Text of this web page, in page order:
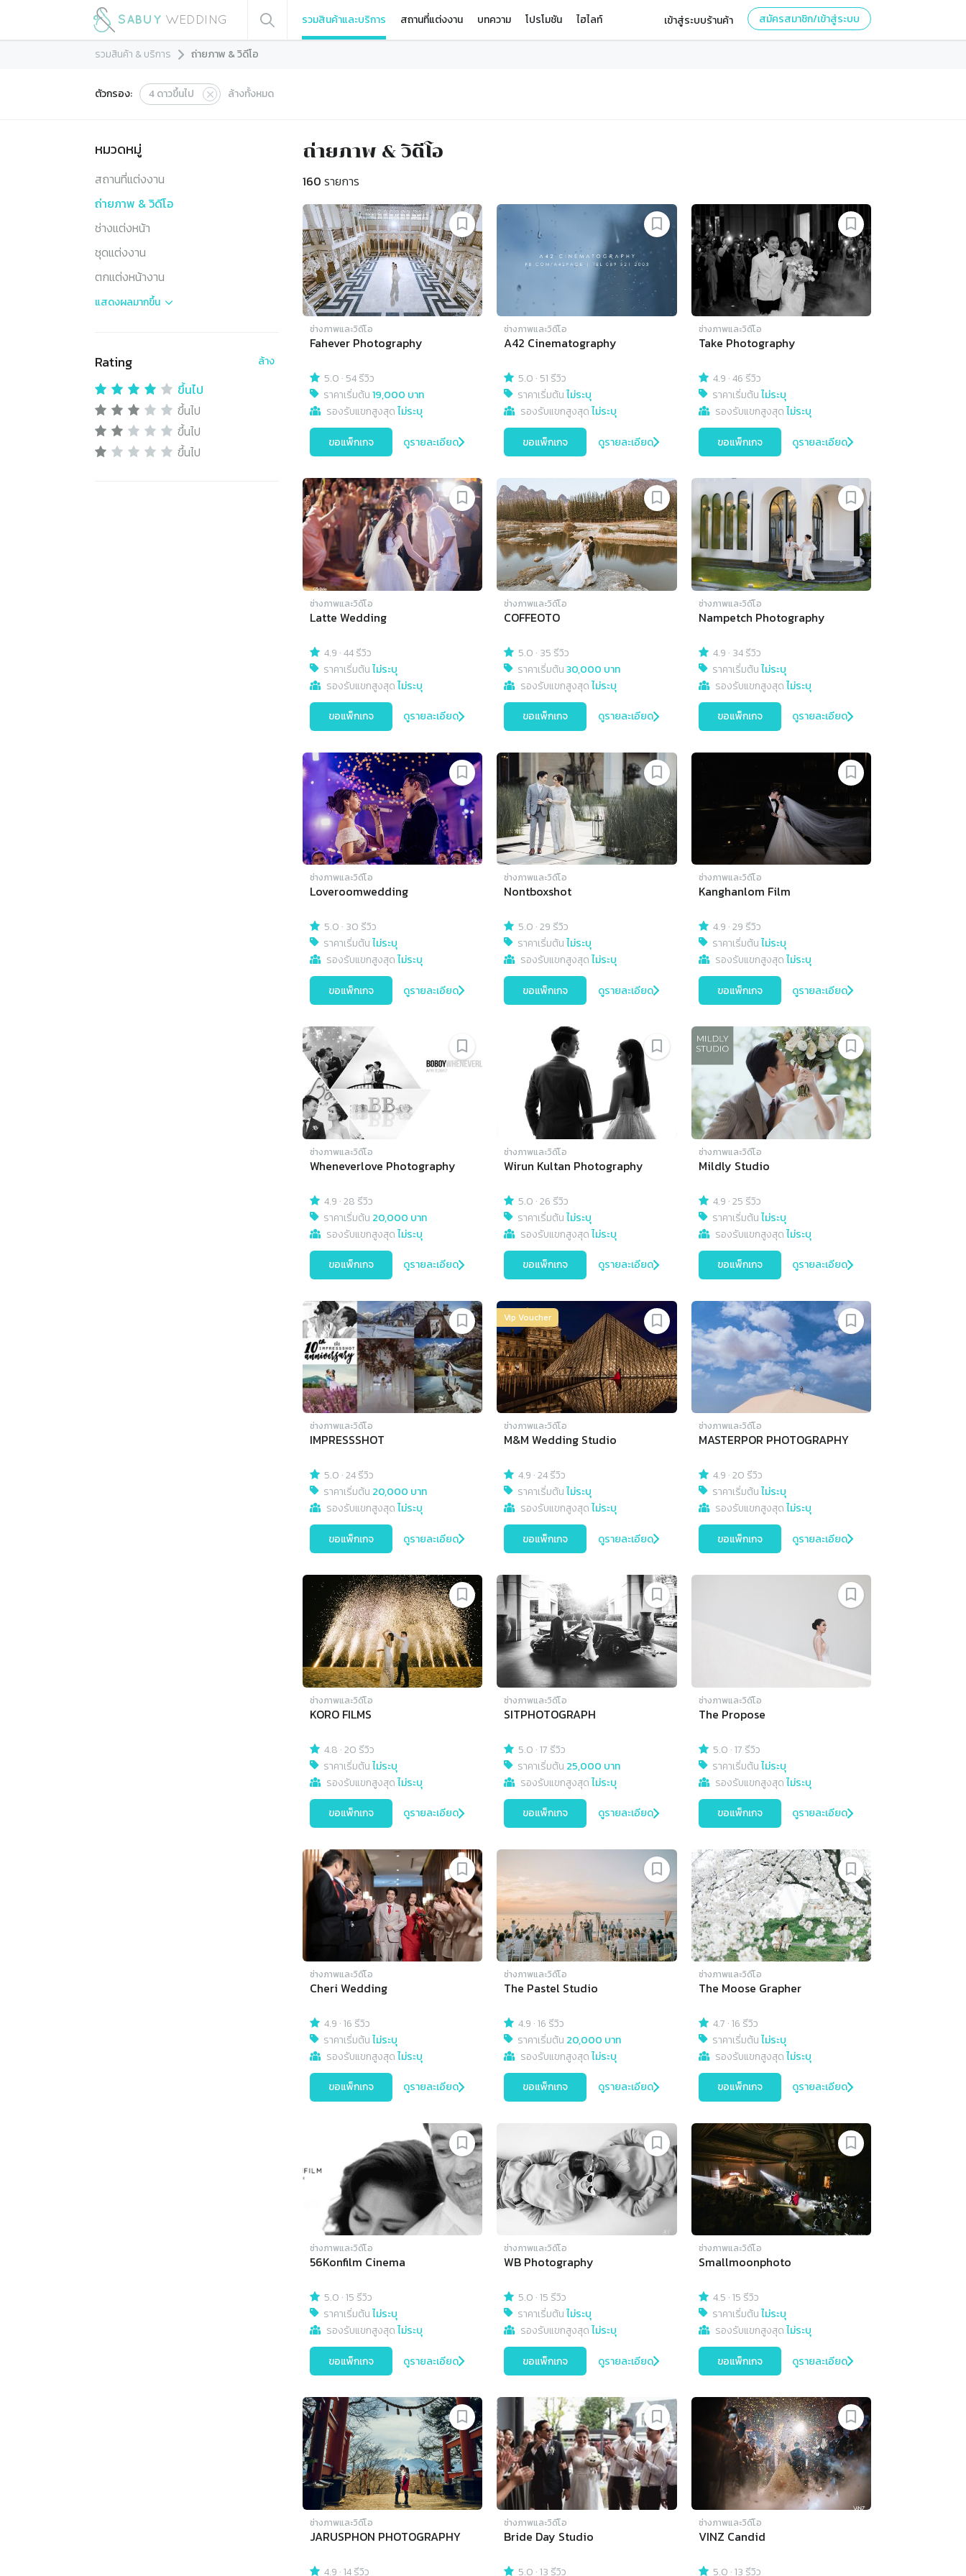
รวมสินค้าและบริการ สถานที่แต่งงาน บทความ โปรโมชัน ไฮไลท์ เข้าสู่ระบบร้านค้า สมัครสมาชิก/เข้าสู่ระบบ
รวมสินค้า & บริการ ถ่ายภาพ & วิดีโอ
ตัวกรอง: 4ดาวขึ้นไป ล้างทั้งหมด
หมวดหมู่
สถานที่แต่งงาน
ถ่ายภาพ & วิดีโอ
ช่างแต่งหน้า
ชุดแต่งงาน
ตกแต่งหน้างาน
แสดงผลมากขึ้น
Rating ล้าง
ขึ้นไป
ขึ้นไป
ขึ้นไป
ขึ้นไป
ถ่ายภาพ & วิดีโอ
160 รายการ
ช่างภาพและวิดีโอ
Fahever Photography
5.0 · 54 รีวิว
ราคาเริ่มต้น19,000 บาท
รองรับแขกสูงสุดไม่ระบุ
ขอแพ็กเกจ ดูรายละเอียด
ช่างภาพและวิดีโอ
A42 Cinematography
5.0 · 51 รีวิว
ราคาเริ่มต้นไม่ระบุ
รองรับแขกสูงสุดไม่ระบุ
ขอแพ็กเกจ ดูรายละเอียด
ช่างภาพและวิดีโอ
Take Photography
4.9 ·46 รีวิว
ราคาเริ่มต้นไม่ระบุ
รองรับแขกสูงสุดไม่ระบุ
ขอแพ็กเกจ ดูรายละเอียด
ช่างภาพและวิดีโอ
Latte Wedding
4.9 ·44 รีวิว
ราคาเริ่มต้นไม่ระบุ
รองรับแขกสูงสุดไม่ระบุ
ขอแพ็กเกจ ดูรายละเอียด
ช่างภาพและวิดีโอ
COFFEOTO
5.0 · 35 รีวิว
ราคาเริ่มต้น30,000 บาท
รองรับแขกสูงสุดไม่ระบุ
ขอแพ็กเกจ ดูรายละเอียด
ช่างภาพและวิดีโอ
Nampetch Photography
4.9 · 34 รีวิว
ราคาเริ่มต้นไม่ระบุ
รองรับแขกสูงสุดไม่ระบุ
ขอแพ็กเกจ ดูรายละเอียด
ช่างภาพและวิดีโอ
Loveroomwedding
5.0 · 30 รีวิว
ราคาเริ่มต้นไม่ระบุ
รองรับแขกสูงสุดไม่ระบุ
ขอแพ็กเกจ ดูรายละเอียด
ช่างภาพและวิดีโอ
Nontboxshot
5.0 ·29 รีวิว
ราคาเริ่มต้นไม่ระบุ
รองรับแขกสูงสุดไม่ระบุ
ขอแพ็กเกจ ดูรายละเอียด
ช่างภาพและวิดีโอ
Kanghanlom Film
4.9 ·29 รีวิว
ราคาเริ่มต้นไม่ระบุ
รองรับแขกสูงสุดไม่ระบุ
ขอแพ็กเกจ ดูรายละเอียด
ช่างภาพและวิดีโอ
Wheneverlove Photography
4.9 ·28 รีวิว
ราคาเริ่มต้น 20,000 บาท
รองรับแขกสูงสุดไม่ระบุ
ขอแพ็กเกจ ดูรายละเอียด
ช่างภาพและวิดีโอ
Wirun Kultan Photography
5.0 ·26 รีวิว
ราคาเริ่มต้นไม่ระบุ
รองรับแขกสูงสุดไม่ระบุ
ขอแพ็กเกจ ดูรายละเอียด
ช่างภาพและวิดีโอ
Mildly Studio
4.9 ·25 รีวิว
ราคาเริ่มต้นไม่ระบุ
รองรับแขกสูงสุดไม่ระบุ
ขอแพ็กเกจ ดูรายละเอียด
ช่างภาพและวิดีโอ
IMPRESSSHOT
5.0 ·24 รีวิว
ราคาเริ่มต้น 20,000 บาท
รองรับแขกสูงสุดไม่ระบุ
ขอแพ็กเกจ ดูรายละเอียด
Vip Voucher
ช่างภาพและวิดีโอ
M&M Wedding Studio
4.9 ·24 รีวิว
ราคาเริ่มต้นไม่ระบุ
รองรับแขกสูงสุดไม่ระบุ
ขอแพ็กเกจ ดูรายละเอียด
ช่างภาพและวิดีโอ
MASTERPOR PHOTOGRAPHY
4.9 ·20 รีวิว
ราคาเริ่มต้นไม่ระบุ
รองรับแขกสูงสุดไม่ระบุ
ขอแพ็กเกจ ดูรายละเอียด
ช่างภาพและวิดีโอ
KORO FILMS
4.8 ·20 รีวิว
ราคาเริ่มต้นไม่ระบุ
รองรับแขกสูงสุดไม่ระบุ
ขอแพ็กเกจ ดูรายละเอียด
ช่างภาพและวิดีโอ
SITPHOTOGRAPH
5.0 ·17 รีวิว
ราคาเริ่มต้น 25,000 บาท
รองรับแขกสูงสุดไม่ระบุ
ขอแพ็กเกจ ดูรายละเอียด
ช่างภาพและวิดีโอ
The Propose
5.0 ·17 รีวิว
ราคาเริ่มต้นไม่ระบุ
รองรับแขกสูงสุดไม่ระบุ
ขอแพ็กเกจ ดูรายละเอียด
ช่างภาพและวิดีโอ
Cheri Wedding
4.9 ·16 รีวิว
ราคาเริ่มต้นไม่ระบุ
รองรับแขกสูงสุดไม่ระบุ
ขอแพ็กเกจ ดูรายละเอียด
ช่างภาพและวิดีโอ
The Pastel Studio
4.9 ·16 รีวิว
ราคาเริ่มต้น 20,000 บาท
รองรับแขกสูงสุดไม่ระบุ
ขอแพ็กเกจ ดูรายละเอียด
ช่างภาพและวิดีโอ
The Moose Grapher
4.7 ·16 รีวิว
ราคาเริ่มต้นไม่ระบุ
รองรับแขกสูงสุดไม่ระบุ
ขอแพ็กเกจ ดูรายละเอียด
ช่างภาพและวิดีโอ
56Konfilm Cinema
5.0 ·15 รีวิว
ราคาเริ่มต้นไม่ระบุ
รองรับแขกสูงสุดไม่ระบุ
ขอแพ็กเกจ ดูรายละเอียด
ช่างภาพและวิดีโอ
WB Photography
5.0 ·15 รีวิว
ราคาเริ่มต้นไม่ระบุ
รองรับแขกสูงสุดไม่ระบุ
ขอแพ็กเกจ ดูรายละเอียด
ช่างภาพและวิดีโอ
Smallmoonphoto
4.5 ·15 รีวิว
ราคาเริ่มต้นไม่ระบุ
รองรับแขกสูงสุดไม่ระบุ
ขอแพ็กเกจ ดูรายละเอียด
ช่างภาพและวิดีโอ
JARUSPHON PHOTOGRAPHY
4.9 ·14 รีวิว
ช่างภาพและวิดีโอ
Bride Day Studio
5.0 ·13 รีวิว
ช่างภาพและวิดีโอ
VINZ Candid
5.0 ·13 รีวิว